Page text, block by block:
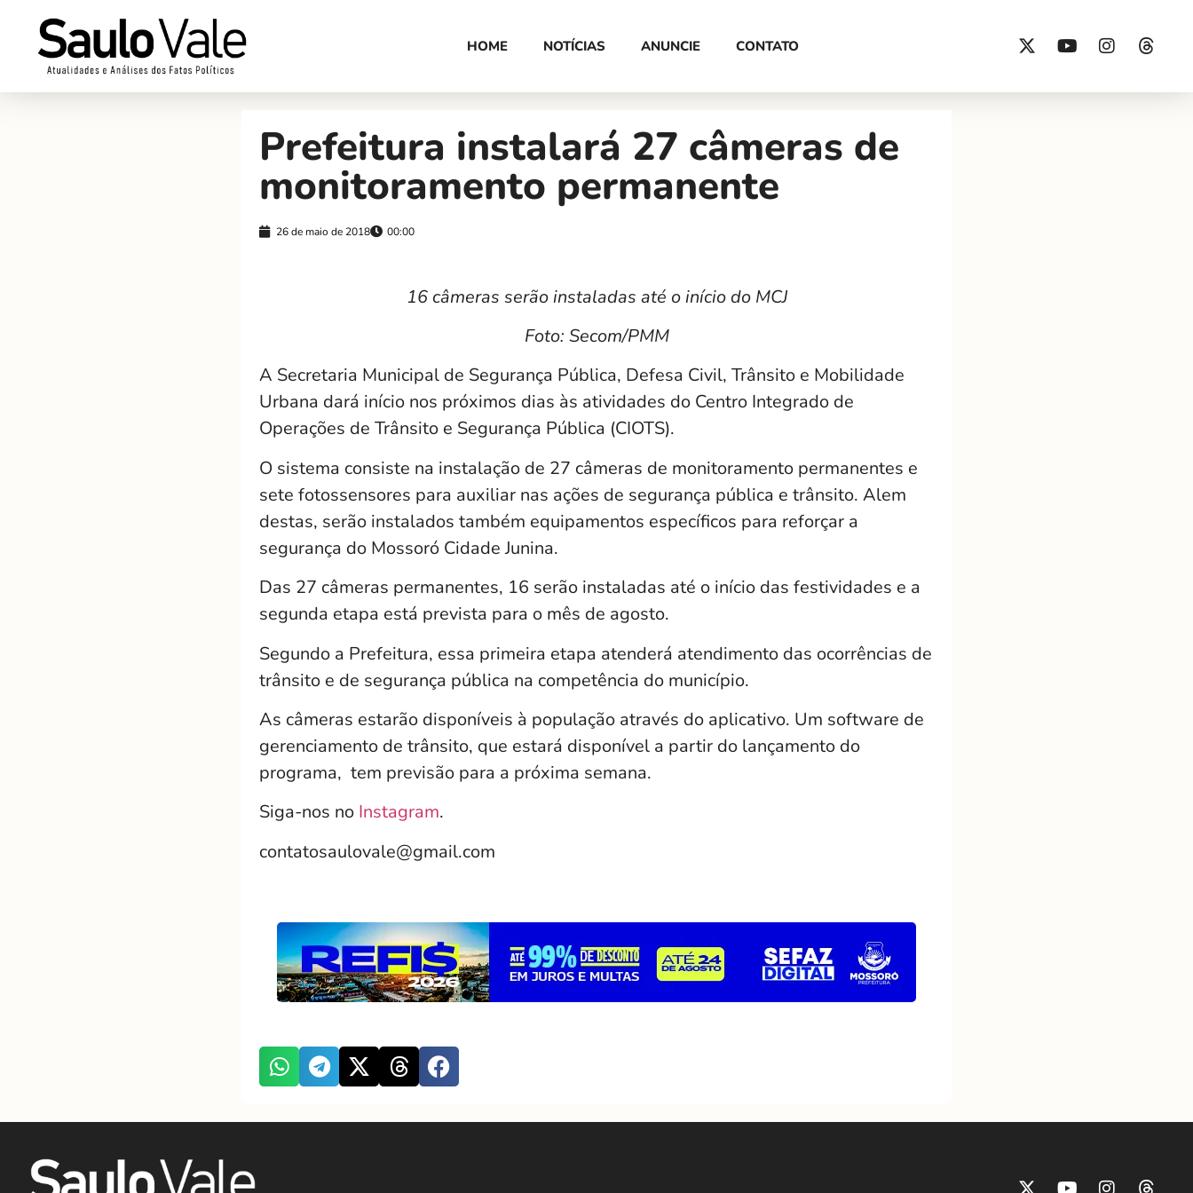
HOME NOTÍCIAS ANUNCIE CONTATO
Prefeitura instalará 27 câmeras de
monitoramento permanente
26 de maio de 2018 00:00
16 câmeras serão instaladas até o início do MCJ
Foto: Secom/PMM
A Secretaria Municipal de Segurança Pública, Defesa Civil, Trânsito e Mobilidade
Urbana dará início nos próximos dias às atividades do Centro Integrado de
Operações de Trânsito e Segurança Pública (CIOTS).
O sistema consiste na instalação de 27 câmeras de monitoramento permanentes e
sete fotossensores para auxiliar nas ações de segurança pública e trânsito. Alem
destas, serão instalados também equipamentos específicos para reforçar a
segurança do Mossoró Cidade Junina.
Das 27 câmeras permanentes, 16 serão instaladas até o início das festividades e a
segunda etapa está prevista para o mês de agosto.
Segundo a Prefeitura, essa primeira etapa atenderá atendimento das ocorrências de
trânsito e de segurança pública na competência do município.
As câmeras estarão disponíveis à população através do aplicativo. Um software de
gerenciamento de trânsito, que estará disponível a partir do lançamento do
programa, tem previsão para a próxima semana.
Siga-nos no Instagram.
contatosaulovale@gmail.com